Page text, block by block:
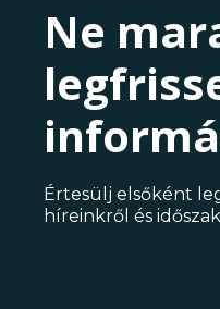
Ne
Értesülj elsőként
híreinkről és